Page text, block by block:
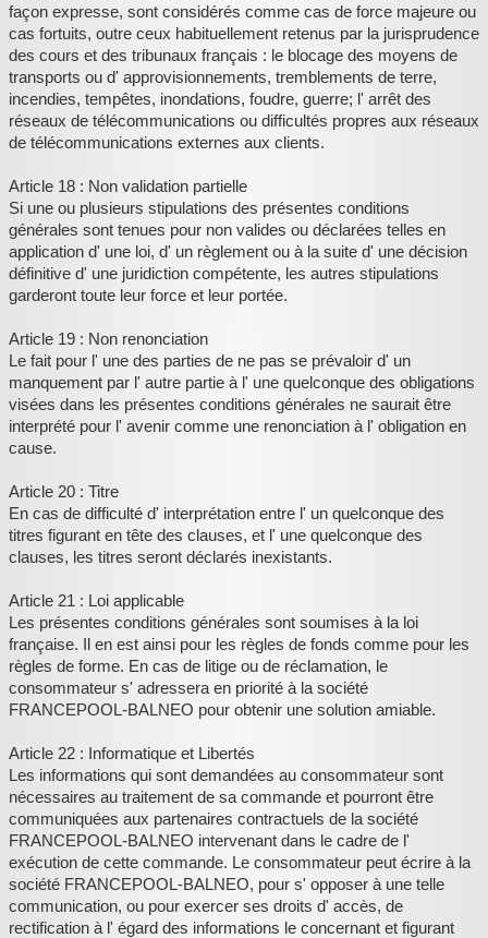
façon expresse, sont considérés comme cas de force majeure ou
cas fortuits, outre ceux habituellement retenus par la jurisprudence
des cours et des tribunaux français : le blocage des moyens de
transports ou d' approvisionnements, tremblements de terre,
incendies, tempêtes, inondations, foudre, guerre; l' arrêt des
réseaux de télécommunications ou difficultés propres aux réseaux
de télécommunications externes aux clients.
Article 18 : Non validation partielle
Si une ou plusieurs stipulations des présentes conditions
générales sont tenues pour non valides ou déclarées telles en
application d' une loi, d' un règlement ou à la suite d' une décision
définitive d' une juridiction compétente, les autres stipulations
garderont toute leur force et leur portée.
Article 19 : Non renonciation
Le fait pour l' une des parties de ne pas se prévaloir d' un
manquement par l' autre partie à l' une quelconque des obligations
visées dans les présentes conditions générales ne saurait être
interprété pour l' avenir comme une renonciation à l' obligation en
cause.
Article 20 : Titre
En cas de difficulté d' interprétation entre l' un quelconque des
titres figurant en tête des clauses, et l' une quelconque des
clauses, les titres seront déclarés inexistants.
Article 21 : Loi applicable
Les présentes conditions générales sont soumises à la loi
française. Il en est ainsi pour les règles de fonds comme pour les
règles de forme. En cas de litige ou de réclamation, le
consommateur s' adressera en priorité à la société
FRANCEPOOL-BALNEO pour obtenir une solution amiable.
Article 22 : Informatique et Libertés
Les informations qui sont demandées au consommateur sont
nécessaires au traitement de sa commande et pourront être
communiquées aux partenaires contractuels de la société
FRANCEPOOL-BALNEO intervenant dans le cadre de l'
exécution de cette commande. Le consommateur peut écrire à la
société FRANCEPOOL-BALNEO, pour s' opposer à une telle
communication, ou pour exercer ses droits d' accès, de
rectification à l' égard des informations le concernant et figurant